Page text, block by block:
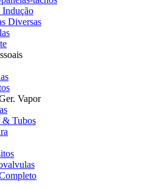
Indução
Diversas
Vapor
& Tubos